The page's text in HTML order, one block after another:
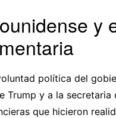
y
política del
Trump y a la
que hicieron